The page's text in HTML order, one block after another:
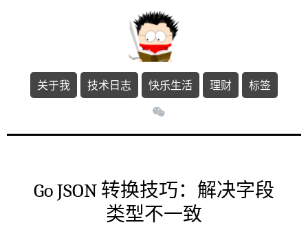
关于我 技术日志 快乐生活 理财 标签
Go JSON 转换技巧：解决字段
类型不一致